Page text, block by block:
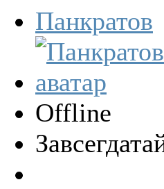
Панкратов
Offline